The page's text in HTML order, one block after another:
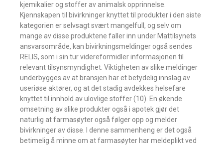
kjemikalier og stoffer av animalsk opprinnelse.
Kjennskapen til bivirkninger knyttet til produkter i den siste
kategorien er selvsagt svært mangelfull, og selv om
mange av disse produktene faller inn under Mattilsynets
ansvarsområde, kan bivirkningsmeldinger også sendes
RELIS, som i sin tur videreformidler informasjonen til
relevant tilsynsmyndighet. Viktigheten av slike meldinger
underbygges av at bransjen har et betydelig innslag av
useriøse aktører, og at det stadig avdekkes helsefare
knyttet til innhold av ulovlige stoffer (10). En økende
omsetning av slike produkter også i apotek gjør det
naturlig at farmasøyter også følger opp og melder
bivirkninger av disse. I denne sammenheng er det også
betimelig å minne om at farmasøyter har meldeplikt ved